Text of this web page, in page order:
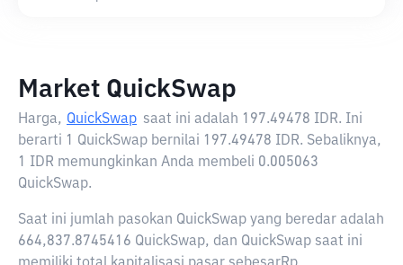
Market QuickSwap
Harga, QuickSwap saat ini adalah 197.49478 IDR. Ini
berarti 1 QuickSwap bernilai 197.49478 IDR. Sebaliknya,
1 IDR memungkinkan Anda membeli 0.005063
QuickSwap.
Saat ini jumlah pasokan QuickSwap yang beredar adalah
664,837.8745416 QuickSwap, dan QuickSwap saat ini